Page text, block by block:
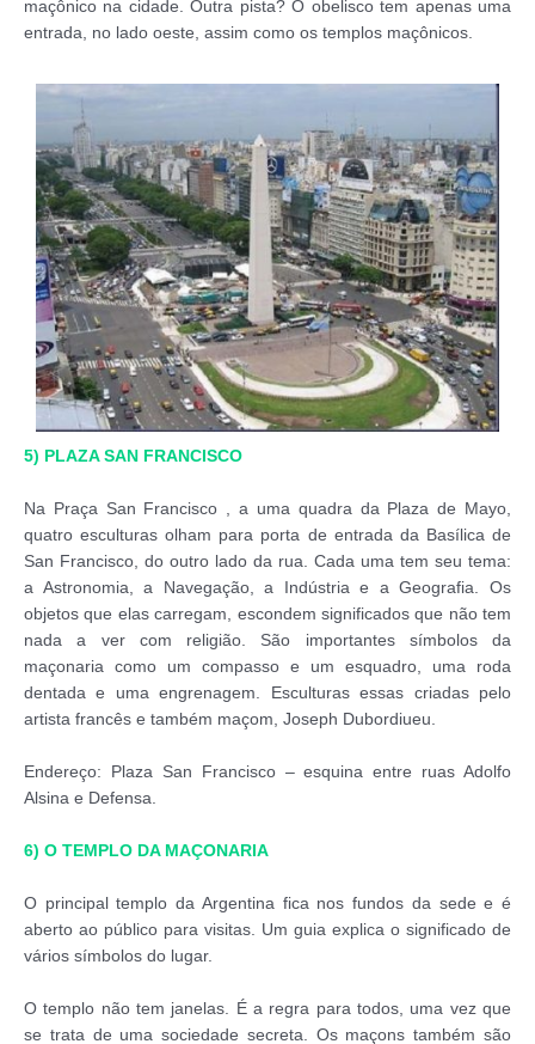
maçônico na cidade. Outra pista? O obelisco tem apenas uma
entrada, no lado oeste, assim como os templos maçônicos.
5) PLAZA SAN FRANCISCO
Na Praça San Francisco , a uma quadra da Plaza de Mayo,
quatro esculturas olham para porta de entrada da Basílica de
San Francisco, do outro lado da rua. Cada uma tem seu tema:
a Astronomia, a Navegação, a Indústria e a Geografia. Os
objetos que elas carregam, escondem significados que não tem
nada a ver com religião. São importantes símbolos da
maçonaria como um compasso e um esquadro, uma roda
dentada e uma engrenagem. Esculturas essas criadas pelo
artista francês e também maçom, Joseph Dubordiueu.
Endereço: Plaza San Francisco – esquina entre ruas Adolfo
Alsina e Defensa.
6) O TEMPLO DA MAÇONARIA
O principal templo da Argentina fica nos fundos da sede e é
aberto ao público para visitas. Um guia explica o significado de
vários símbolos do lugar.
O templo não tem janelas. É a regra para todos, uma vez que
se trata de uma sociedade secreta. Os maçons também são